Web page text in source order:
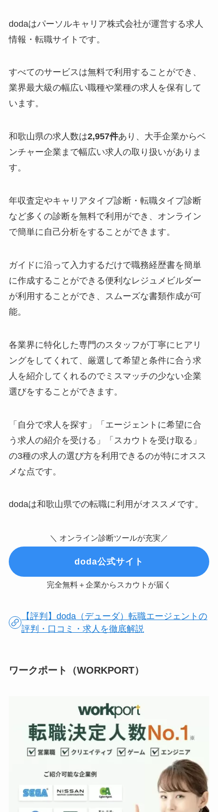
dodaはパーソルキャリア株式会社が運営する求人
情報・転職サイトです。
すべてのサービスは無料で利用することができ、
業界最大級の幅広い職種や業種の求人を保有して
います。
和歌山県の求人数は2,957件あり、大手企業からベ
ンチャー企業まで幅広い求人の取り扱いがありま
す。
年収査定やキャリアタイプ診断・転職タイプ診断
など多くの診断を無料で利用ができ、オンライン
で簡単に自己分析をすることができます。
ガイドに沿って入力するだけで職務経歴書を簡単
に作成することができる便利なレジュメビルダー
が利用することができ、スムーズな書類作成が可
能。
各業界に特化した専門のスタッフが丁寧にヒアリ
ングをしてくれて、厳選して希望と条件に合う求
人を紹介してくれるのでミスマッチの少ない企業
選びをすることができます。
「自分で求人を探す」「エージェントに希望に合
う求人の紹介を受ける」「スカウトを受け取る」
の3種の求人の選び方を利用できるのが特にオスス
メな点です。
dodaは和歌山県での転職に利用がオススメです。
＼ オンライン診断ツールが充実／
doda公式サイト
完全無料＋企業からスカウトが届く
【評判】doda（デューダ）転職エージェントの
評判・口コミ・求人を徹底解説
ワークポート（WORKPORT）